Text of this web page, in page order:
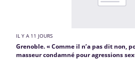
IL Y A 11 JOURS
Grenoble. « Comme il n’a pas dit non,
masseur condamné pour agressions